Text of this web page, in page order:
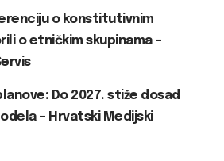
o konstitutivnim
o etničkim skupinama –
Do 2027. stiže dosad
– Hrvatski Medijski